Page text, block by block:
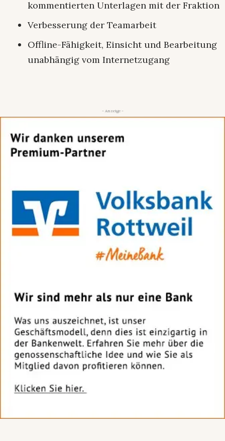
kommentierten Unterlagen mit der Fraktion
Verbesserung der Teamarbeit
Offline-Fähigkeit, Einsicht und Bearbeitung
unabhängig vom Internetzugang
- Anzeige -